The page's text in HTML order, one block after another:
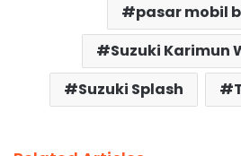
pasar mobil
Suzuki Karimun
Suzuki Splash